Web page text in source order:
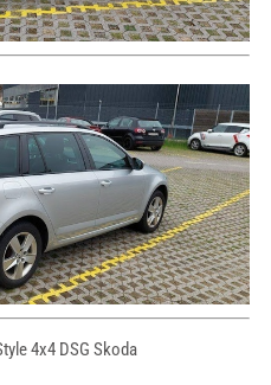
4x4 DSG Skoda